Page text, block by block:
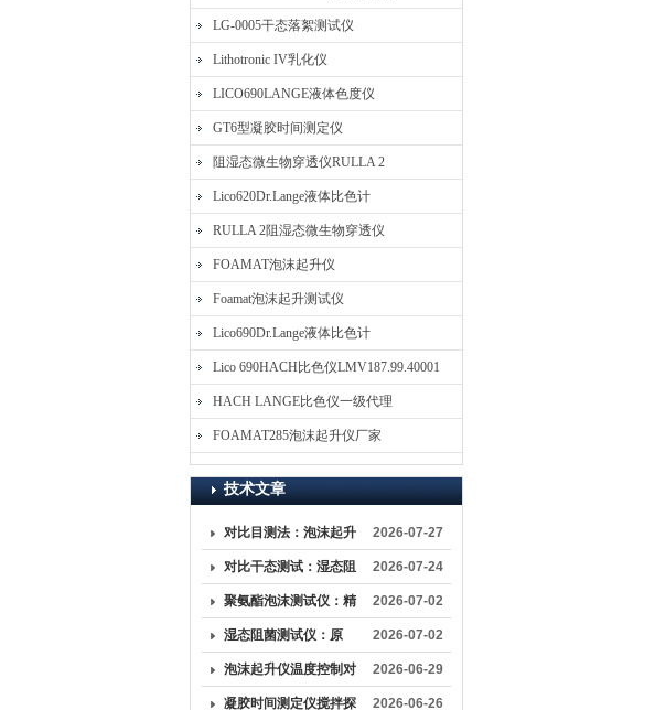
LG-0005干态落絮测试仪
Lithotronic IV乳化仪
LICO690LANGE液体色度仪
GT6型凝胶时间测定仪
阻湿态微生物穿透仪RULLA 2
Lico620Dr.Lange液体比色计
RULLA 2阻湿态微生物穿透仪
FOAMAT泡沫起升仪
Foamat泡沫起升测试仪
Lico690Dr.Lange液体比色计
Lico 690HACH比色仪LMV187.99.40001
HACH LANGE比色仪一级代理
FOAMAT285泡沫起升仪厂家
技术文章
对比目测法：泡沫起升
仪如何消除人为误差
2026-07-27
对比干态测试：湿态阻
菌测试仪更能模拟真实
临床环境？
2026-07-24
聚氨酯泡沫测试仪：精
准把控泡沫材料性能的
核心检测设备
2026-07-02
湿态阻菌测试仪：原
理、标准与应用
2026-07-02
泡沫起升仪温度控制对
起升曲线形态的影响
2026-06-29
凝胶时间测定仪搅拌探 2026-06-26